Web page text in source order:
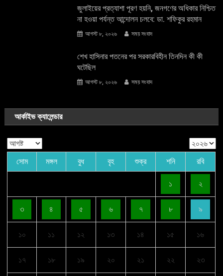
জুলাইয়ের প্রত্যাশা পূরণ হয়নি, জনগণের অধিকার নিশ্চিত
না হওয়া পর্যন্ত আন্দোলন চলবে: ডা. শফিকুর রহমান
আগস্ট ৮, ২০২৬ সময় সংবাদ
শেখ হাসিনার পতনের পর সরকারবিহীন তিনদিন কী কী
ঘটেছিল
আগস্ট ৮, ২০২৬ সময় সংবাদ
আর্কাইভ ক্যালেন্ডার
সোম মঙ্গল বুধ বৃহ শুক্র শনি রবি
১ ২
৩ ৪ ৫ ৬ ৭ ৮ ৯
১০ ১১ ১২ ১৩ ১৪ ১৫ ১৬
১৭ ১৮ ১৯ ২০ ২১ ২২ ২৩